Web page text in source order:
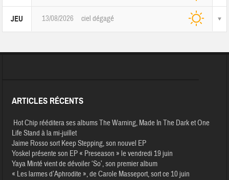
JEU 13/08/2026 ciel dégagé
ARTICLES RÉCENTS
Hot Chip rééditera ses albums The Warning, Made In The Dark et One
Life Stand à la mi-juillet
Jaime Rosso sort Keep Stepping, son nouvel EP
Yoskel présente son EP « Preseason » le vendredi 19 juin
Yaya Minté vient de dévoiler ‘So’, son premier album
« Les larmes d’Aphrodite », de Carole Masseport, sort ce 10 juin